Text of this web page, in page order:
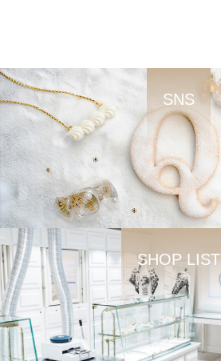
SNS
SHOP LIST